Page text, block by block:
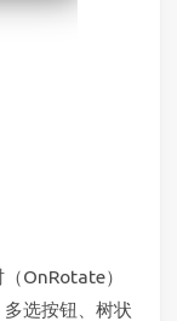
OnRotate）
选按钮、树状